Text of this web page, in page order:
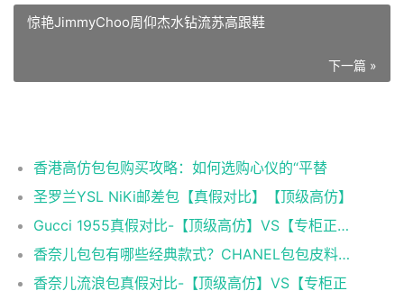
惊艳JimmyChoo周仰杰水钻流苏高跟鞋
下一篇 »
香港高仿包包购买攻略：如何选购心仪的“平替
圣罗兰YSL NiKi邮差包【真假对比】【顶级高仿】
Gucci 1955真假对比-【顶级高仿】VS【专柜正品】
香奈儿包包有哪些经典款式？CHANEL包包皮料科普
香奈儿流浪包真假对比-【顶级高仿】VS【专柜正